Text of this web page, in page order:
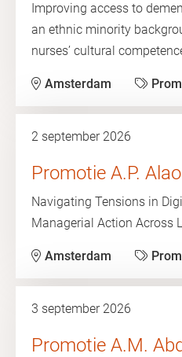
Improving access to
an ethnic minority
nurses’ cultural
Amsterdam
2 september 2026
Promotie A.P. Alao
Navigating Tensions in
Managerial Action Across
Amsterdam
3 september 2026
Promotie A.M.